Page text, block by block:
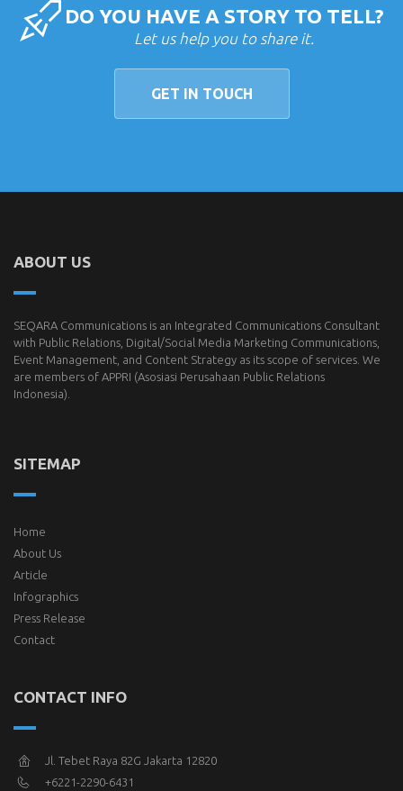
DO YOU HAVE A STORY TO TELL?
Let us help you to share it.
GET IN TOUCH
ABOUT US
SEQARA Communications is an Integrated Communications Consultant
with Public Relations, Digital/Social Media Marketing Communications,
Event Management, and Content Strategy as its scope of services. We
are members of APPRI (Asosiasi Perusahaan Public Relations
Indonesia).
SITEMAP
Home
About Us
Article
Infographics
Press Release
Contact
CONTACT INFO
Jl. Tebet Raya 82G Jakarta 12820
+6221-2290-6431